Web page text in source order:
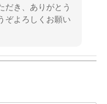
だき、ありがとう
ぞよろしくお願い